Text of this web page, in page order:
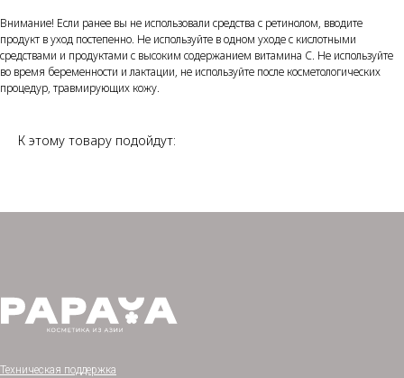
Внимание! Если ранее вы не использовали средства с ретинолом, вводите
продукт в уход постепенно. Не используйте в одном уходе с кислотными
средствами и продуктами с высоким содержанием витамина C. Не используйте
во время беременности и лактации, не используйте после косметологических
процедур, травмирующих кожу.
К этому товару подойдут:
Техническая поддержка